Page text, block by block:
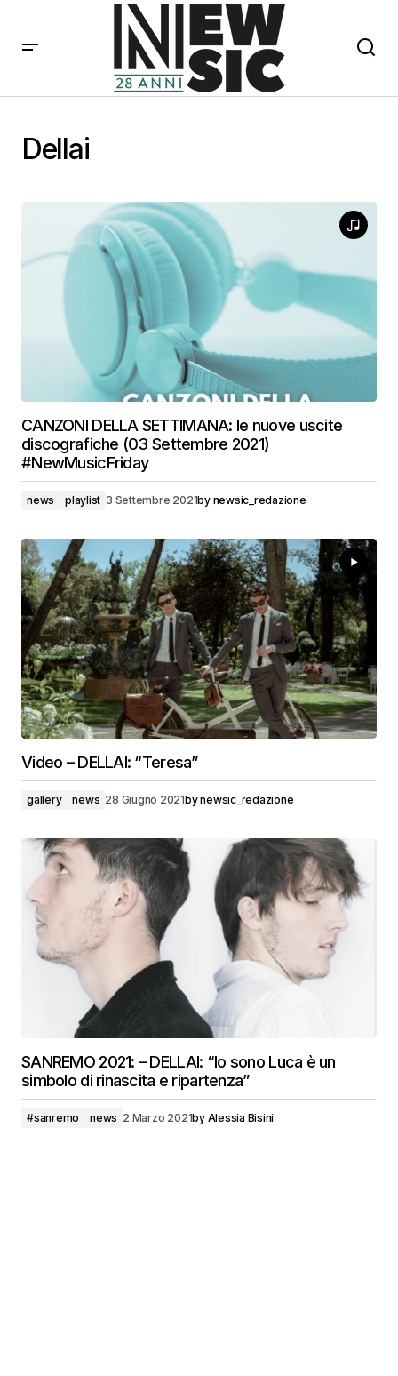
Dellai
CANZONI DELLA SETTIMANA: le nuove uscite
discografiche (03 Settembre 2021)
#NewMusicFriday
news playlist 3 Settembre 2021by newsic_redazione
Video – DELLAI: “Teresa”
gallery news 28 Giugno 2021bynewsic_redazione
SANREMO 2021: – DELLAI: “Io sono Luca è un
simbolo di rinascita e ripartenza”
#sanremo news 2 Marzo 2021by Alessia Bisini